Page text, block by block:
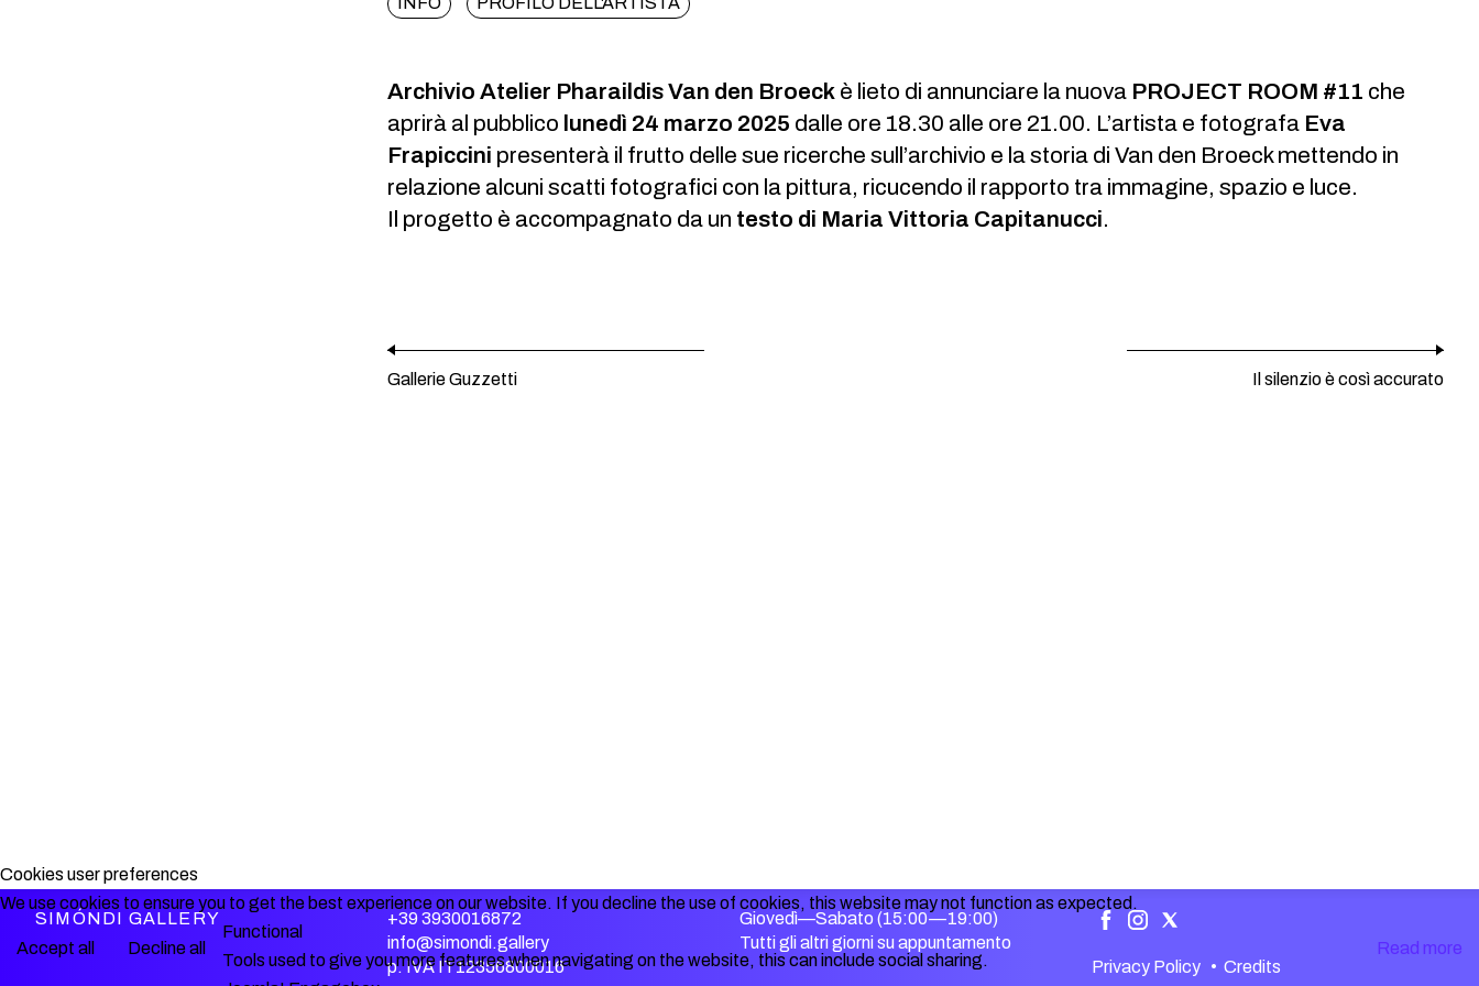
Archivio Atelier Pharaildis Van den Broeckè lieto di annunciare la nuovaPROJECT ROOM #11che
aprirà al pubblicolunedì 24 marzo 2025dalle ore 18.30 alle ore 21.00. L’artista e fotografaEva
Frapiccinipresenterà il frutto delle sue ricerche sull’archivio e la storia di Van den Broeck mettendo in
relazione alcuni scatti fotografici con la pittura, ricucendo il rapporto tra immagine, spazio e luce.
Il progetto è accompagnato da untesto di Maria Vittoria Capitanucci.
Gallerie Guzzetti Il silenzio è così accurato
SIMÓNDI GALLERY
+39 3930016872
info@simondi.gallery
p. IVA IT12356800016
Giovedì—Sabato (15:00—19:00)
Tutti gli altri giorni su appuntamento
Privacy Policy • Credits
Cookies user preferences
We use cookies to ensure you to get the best experience on our website. If you decline the use of cookies, this website may not function as expected.
Accept all
Decline all Read more
Functional
Tools used to give you more features when navigating on the website, this can include social sharing.